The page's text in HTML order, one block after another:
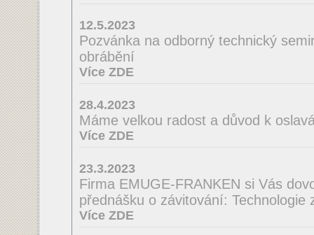
12.5.2023
Pozvánka na odborný technický
obrábění
Více ZDE
28.4.2023
Máme velkou radost a důvod k
Více ZDE
23.3.2023
Firma EMUGE-FRANKEN si Vás
přednášku o závitování: Technologie
Více ZDE